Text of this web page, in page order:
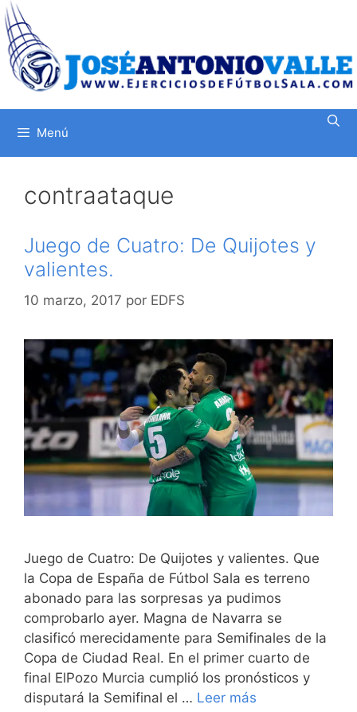
Saltar
al
contenido
Menú
contraataque
Juego de Cuatro: De Quijotes y
valientes.
10 marzo, 2017 por EDFS
Juego de Cuatro: De Quijotes y valientes. Que
la Copa de España de Fútbol Sala es terreno
abonado para las sorpresas ya pudimos
comprobarlo ayer. Magna de Navarra se
clasificó merecidamente para Semifinales de la
Copa de Ciudad Real. En el primer cuarto de
final ElPozo Murcia cumplió los pronósticos y
disputará la Semifinal el … Leer más